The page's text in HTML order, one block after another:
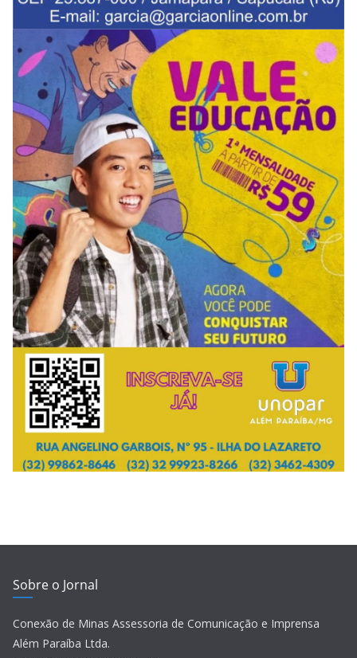
Sobre o Jornal
Conexão de Minas Assessoria de Comunicação e Imprensa
Além Paraíba Ltda.